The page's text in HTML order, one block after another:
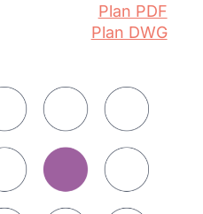
Plan PDF
Plan DWG